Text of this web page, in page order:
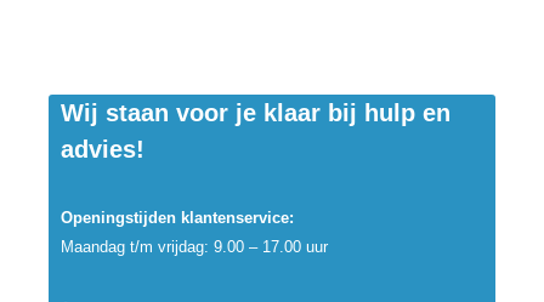
Wij staan voor je klaar bij hulp en
advies!
Openingstijden klantenservice:
Maandag t/m vrijdag: 9.00 – 17.00 uur